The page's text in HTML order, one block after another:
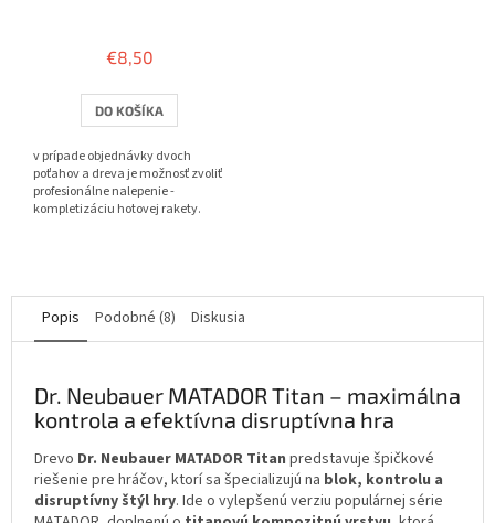
produktu
3,8
z
hviezdičiek.
€8,50
DO KOŠÍKA
v prípade objednávky dvoch
poťahov a dreva je možnosť zvoliť
profesionálne nalepenie -
kompletizáciu hotovej rakety.
Popis Podobné (8) Diskusia
Dr. Neubauer MATADOR Titan – maximálna
kontrola a efektívna disruptívna hra
Drevo Dr. Neubauer MATADOR Titan predstavuje špičkové
riešenie pre hráčov, ktorí sa špecializujú na blok, kontrolu a
disruptívny štýl hry. Ide o vylepšenú verziu populárnej série